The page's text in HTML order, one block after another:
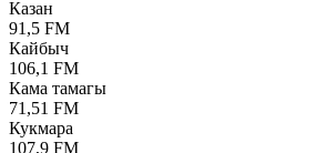
Казан
91,5 FM
Кайбыч
106,1 FM
Кама тамагы
71,51 FM
Кукмара
107,9 FM